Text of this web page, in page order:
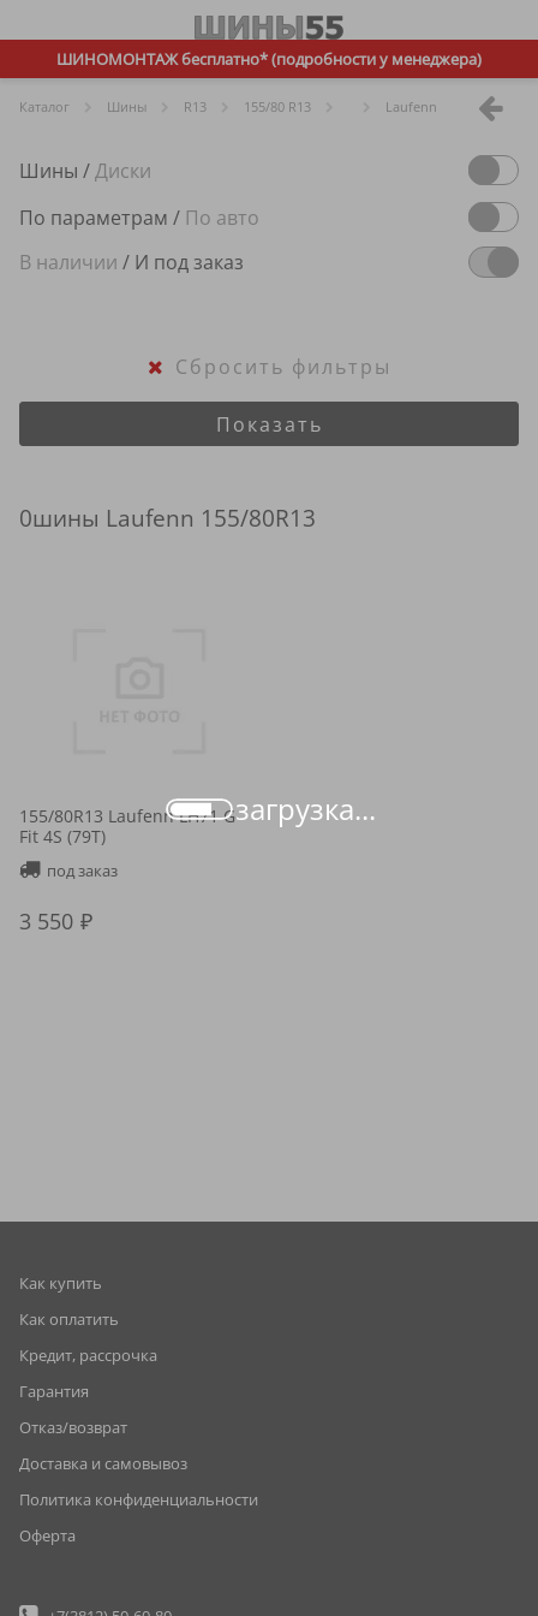
ШИНОМОНТАЖ бесплатно* (подробности у менеджера)
Каталог Шины R13 155/80 R13 Laufenn
Шины /Диски
По параметрам / По авто
В наличии / И под заказ
загрузка...
Показать
Сбросить фильтры
0шины Laufenn 155/80R13
155/80R13 Laufenn LH71 G-
Fit 4S (79T)
под заказ
3 550
Как купить
Как оплатить
Кредит, рассрочка
Гарантия
Отказ/возврат
Доставка и самовывоз
Политика конфиденциальности
Оферта